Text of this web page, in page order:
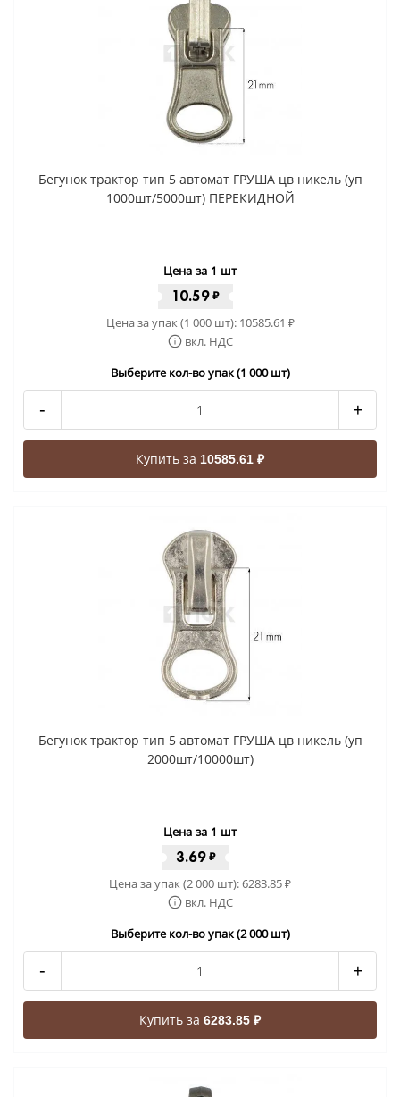
Бегунок трактор тип 5 автомат ГРУША цв никель (уп
1000шт/5000шт) ПЕРЕКИДНОЙ
Цена за 1 шт
10.59₽
Цена за упак (1 000 шт): 10585.61 ₽
вкл. НДС
Выберите кол-во упак (1 000 шт)
- +
Купить за 10585.61 ₽
Бегунок трактор тип 5 автомат ГРУША цв никель (уп
2000шт/10000шт)
Цена за 1 шт
3.69 ₽
Цена за упак (2 000 шт):6283.85₽
вкл. НДС
Выберите кол-во упак (2 000 шт)
- +
Купить за 6283.85 ₽